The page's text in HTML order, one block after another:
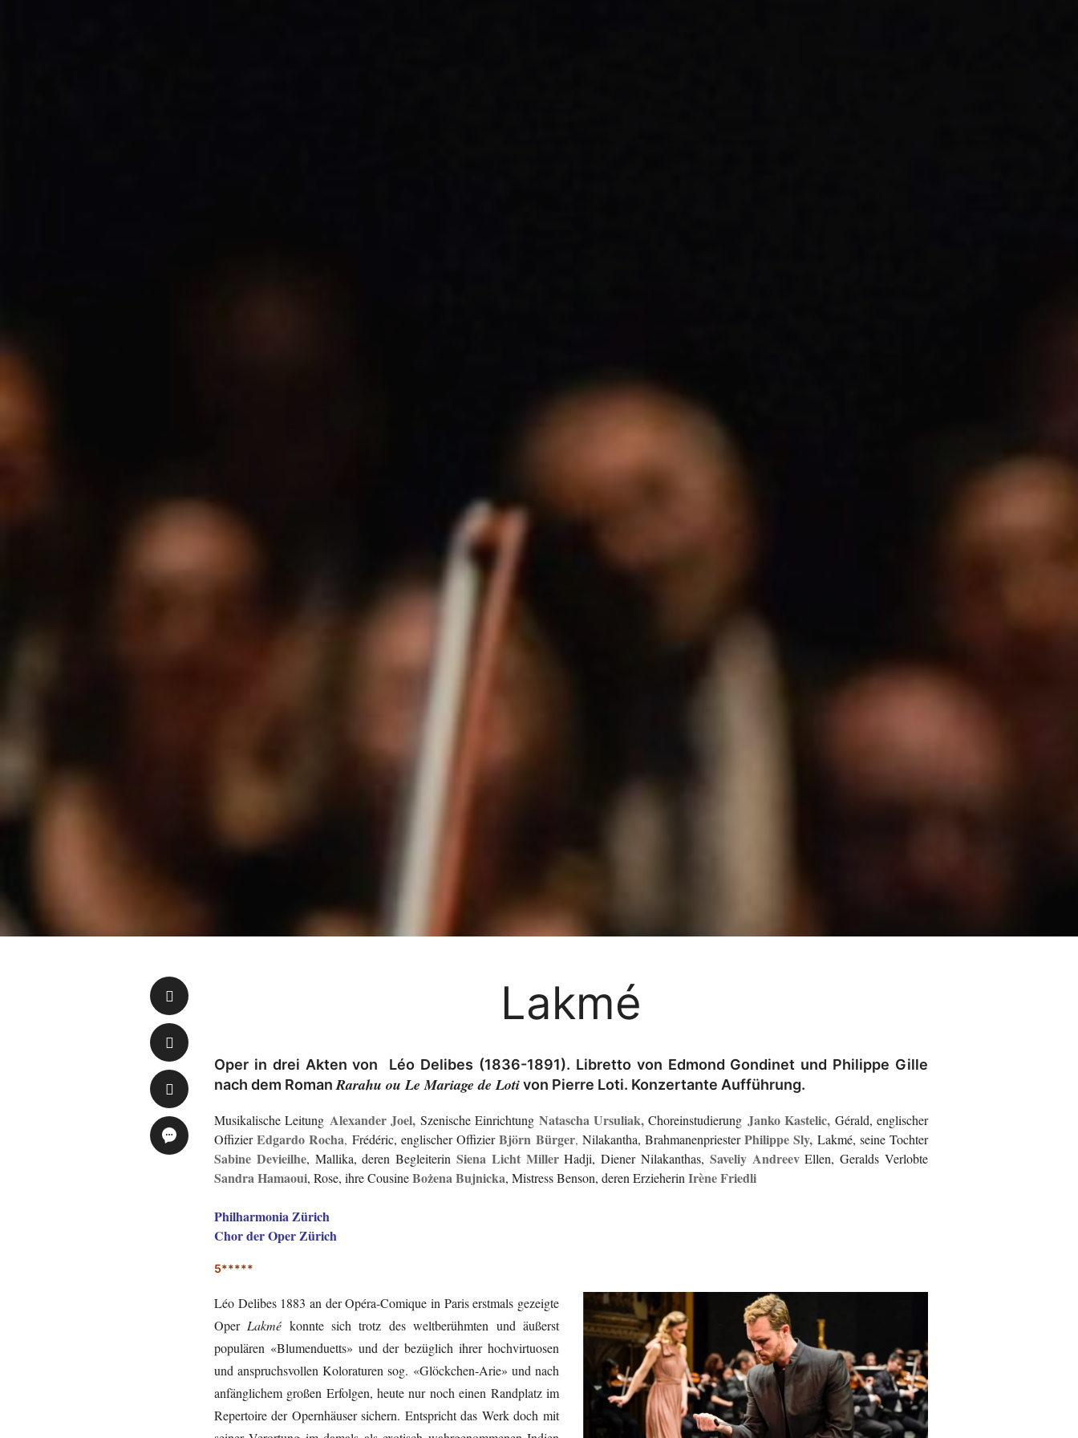
Lakmé
Oper in drei Akten von Léo Delibes (1836-1891). Libretto von Edmond Gondinet und Philippe Gille
nach dem Roman Rarahu ou Le Mariage de Lotivon Pierre Loti. Konzertante Aufführung.
Musikalische Leitung Alexander Joel, Szenische Einrichtung Natascha Ursuliak,Choreinstudierung Janko Kastelic, Gérald, englischer
OffizierEdgardo Rocha, Frédéric, englischer OffizierBjörn Bürger, Nilakantha, BrahmanenpriesterPhilippe Sly, Lakmé, seine Tochter
Sabine Devieilhe, Mallika, deren BegleiterinSiena Licht MillerHadji, Diener Nilakanthas, Saveliy AndreevEllen, Geralds Verlobte
Sandra Hamaoui, Rose, ihre CousineBożena Bujnicka, Mistress Benson, deren Erzieherin Irène Friedli
Philharmonia Zürich
Chor der Oper Zürich
5*****
Léo Delibes 1883 an der Opéra-Comique in Paris erstmals gezeigte
Oper Lakmé konnte sich trotz des weltberühmten und äußerst
populären «Blumenduetts» und der bezüglich ihrer hochvirtuosen
und anspruchsvollen Koloraturen sog. «Glöckchen-Arie» und nach
anfänglichem großen Erfolgen, heute nur noch einen Randplatz im
Repertoire der Opernhäuser sichern. Entspricht das Werk doch mit